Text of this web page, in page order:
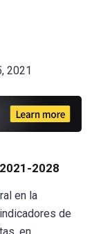
2021
2028
en la
de